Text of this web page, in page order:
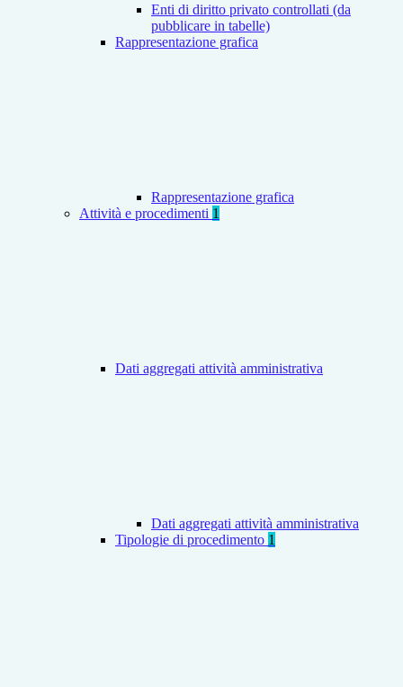
Enti di diritto privato controllati (da
pubblicare in tabelle)
Rappresentazione grafica
Rappresentazione grafica
Attività e procedimenti 1
Dati aggregati attività amministrativa
Dati aggregati attività amministrativa
Tipologie di procedimento 1